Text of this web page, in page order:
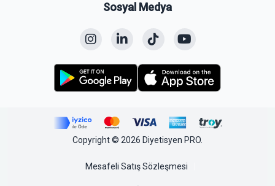
Sosyal Medya
Copyright © 2026 Diyetisyen PRO.
Mesafeli Satış Sözleşmesi